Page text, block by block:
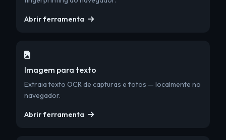
Abrir ferramenta
Imagem para texto
Extraia texto OCR de capturas e fotos — localmente no
navegador.
Abrir ferramenta